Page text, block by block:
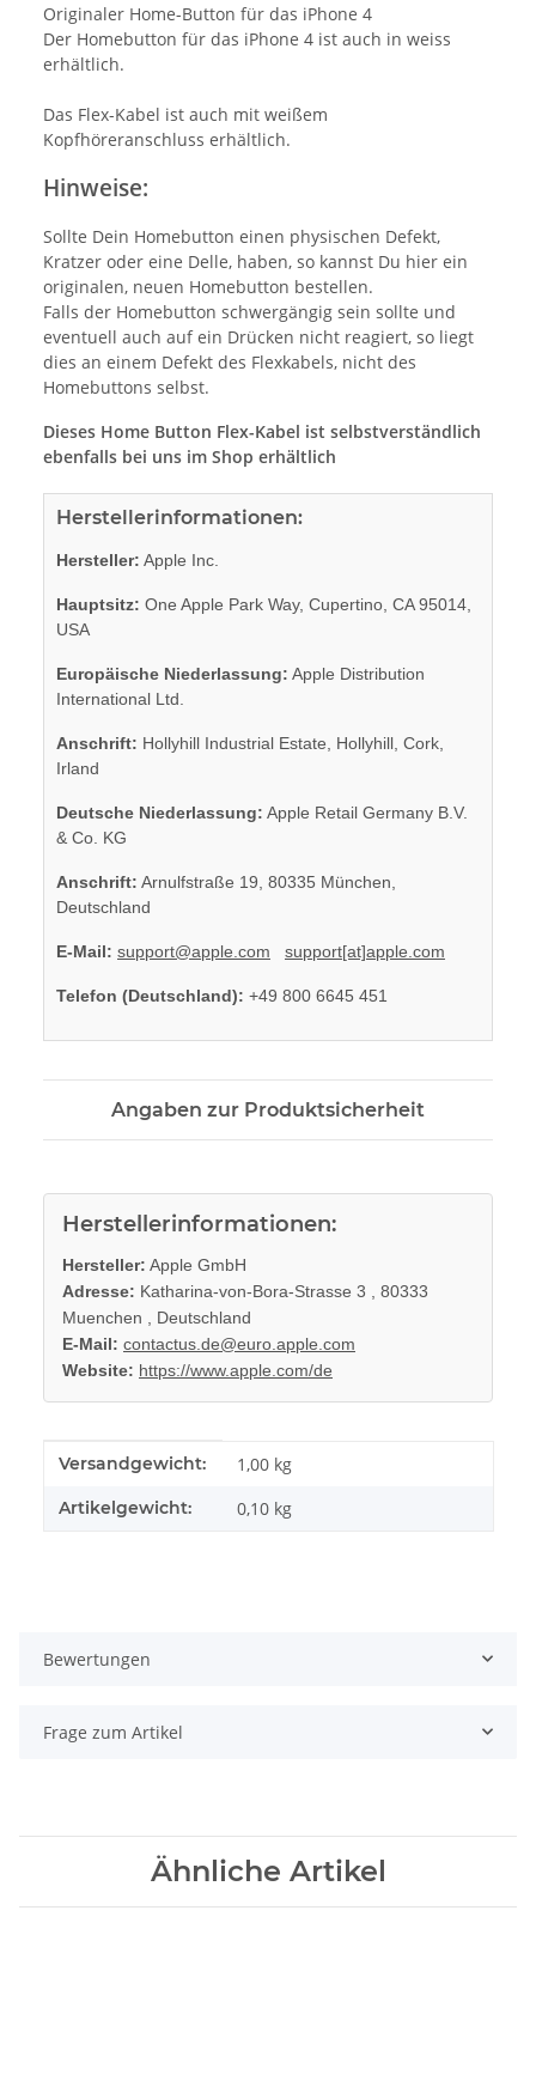
Originaler Home-Button für das iPhone 4
Der Homebutton für das iPhone 4 ist auch in weiss
erhältlich.
Das Flex-Kabel ist auch mit weißem
Kopfhöreranschluss erhältlich.
Hinweise:
Sollte Dein Homebutton einen physischen Defekt,
Kratzer oder eine Delle, haben, so kannst Du hier ein
originalen, neuen Homebutton bestellen.
Falls der Homebutton schwergängig sein sollte und
eventuell auch auf ein Drücken nicht reagiert, so liegt
dies an einem Defekt des Flexkabels, nicht des
Homebuttons selbst.
Dieses Home Button Flex-Kabel ist selbstverständlich
ebenfalls bei uns im Shop erhältlich
Herstellerinformationen:
Hersteller: Apple Inc.
Hauptsitz: One Apple Park Way, Cupertino, CA 95014,
USA
Europäische Niederlassung: Apple Distribution
International Ltd.
Anschrift: Hollyhill Industrial Estate, Hollyhill, Cork,
Irland
Deutsche Niederlassung: Apple Retail Germany B.V.
& Co. KG
Anschrift: Arnulfstraße 19, 80335 München,
Deutschland
E-Mail: support@apple.com support[at]apple.com
Telefon (Deutschland): +49 800 6645 451
Angaben zur Produktsicherheit
Herstellerinformationen:
Hersteller: Apple GmbH
Adresse: Katharina-von-Bora-Strasse 3 , 80333
Muenchen , Deutschland
E-Mail: contactus.de@euro.apple.com
Website: https://www.apple.com/de
Produkteigenschaft
Wert
Versandgewicht: 1,00 kg
Artikelgewicht: 0,10 kg
Bewertungen
Frage zum Artikel
Ähnliche Artikel